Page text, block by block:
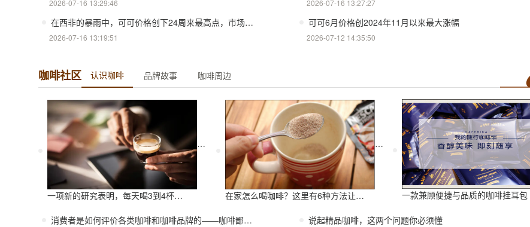
2026-07-16 13:29:46 2026-07-16 13:27:27
在西非的暴雨中，可可价格创下24周来最高点，市场预计未来依然维持较高水平波动
2026-07-16 13:19:51
可可6月价格创2024年11月以来最大涨幅
2026-07-12 14:35:50
咖啡社区 认识咖啡 品牌故事 咖啡周边
一项新的研究表明，每天喝3到4杯咖啡可以延年益寿 在家怎么喝咖啡？这里有6种方法让你在家解决“咖啡瘾” 一款兼顾便捷与品质的咖啡挂耳包
消费者是如何评价各类咖啡和咖啡品牌的——咖啡鄙视链 说起精品咖啡，这两个问题你必须懂